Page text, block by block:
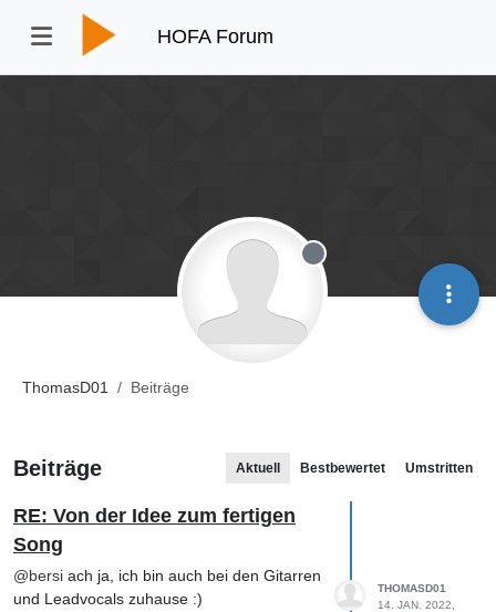
HOFA Forum
ThomasD01 Beiträge
Offline
Beiträge Aktuell Bestbewertet Umstritten
RE: Von der Idee zum fertigen
Song
@bersi ach ja, ich bin auch bei den Gitarren
und Leadvocals zuhause :)
THOMASD01
14. JAN. 2022,